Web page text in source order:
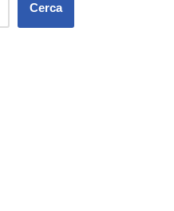
Cerca